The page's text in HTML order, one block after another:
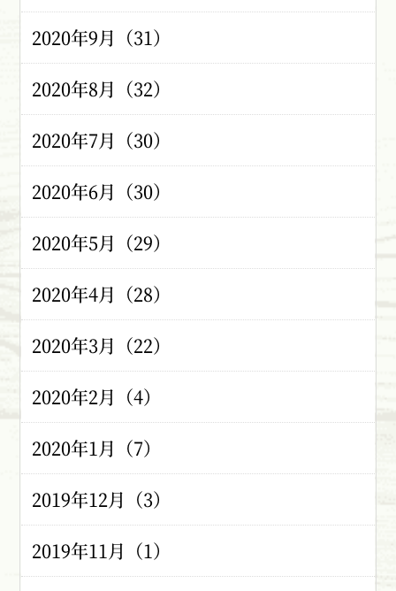
2020年9月（31）
2020年8月（32）
2020年7月（30）
2020年6月（30）
2020年5月（29）
2020年4月（28）
2020年3月（22）
2020年2月（4）
2020年1月（7）
2019年12月（3）
2019年11月（1）